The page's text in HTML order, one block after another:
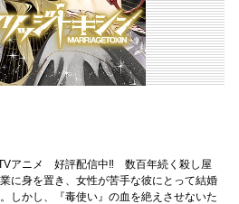
アニメ 好評配信中‼ 数百年続く殺し屋
に身を置き、女性が苦手な彼にとって結婚
しかし、『毒使い』の血を絶えさせないた